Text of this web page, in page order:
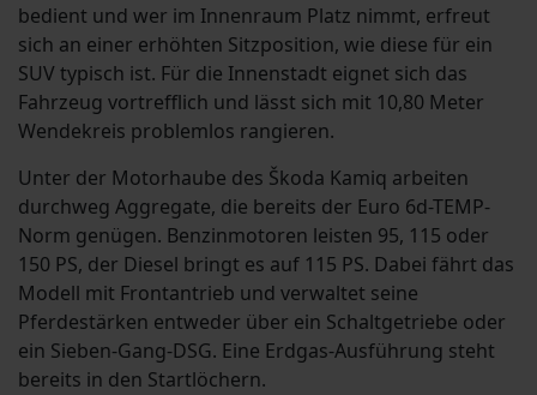
bedient und wer im Innenraum Platz nimmt, erfreut
sich an einer erhöhten Sitzposition, wie diese für ein
SUV typisch ist. Für die Innenstadt eignet sich das
Fahrzeug vortrefflich und lässt sich mit 10,80 Meter
Wendekreis problemlos rangieren.
Unter der Motorhaube des Škoda Kamiq arbeiten
durchweg Aggregate, die bereits der Euro 6d-TEMP-
Norm genügen. Benzinmotoren leisten 95, 115 oder
150 PS, der Diesel bringt es auf 115 PS. Dabei fährt das
Modell mit Frontantrieb und verwaltet seine
Pferdestärken entweder über ein Schaltgetriebe oder
ein Sieben-Gang-DSG. Eine Erdgas-Ausführung steht
bereits in den Startlöchern.